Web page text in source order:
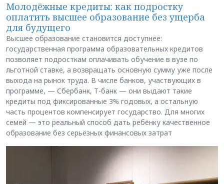
Молодёжные кредиты: как подростку
оплатить высшее образование без ущерба
для будущего
Высшее образование становится доступнее:
государственная программа образовательных кредитов
позволяет подросткам оплачивать обучение в вузе по
льготной ставке, а возвращать основную сумму уже после
выхода на рынок труда. В числе банков, участвующих в
программе, — Сбербанк, Т-банк — они выдают такие
кредиты под фиксированные 3% годовых, а остальную
часть процентов компенсирует государство. Для многих
семей — это реальный способ дать ребёнку качественное
образование без серьёзных финансовых затрат